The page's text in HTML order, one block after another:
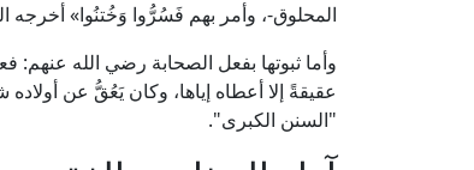
المحلوق-، وأمر بهم فَسُرُّوا وَخُتنُوا» أخرجه
وأما ثبوتها بفعل الصحابة رضي الله
عقيقةً إلا أعطاه إياها، وكان يَعُقُّ عن
"السنن الكبرى".